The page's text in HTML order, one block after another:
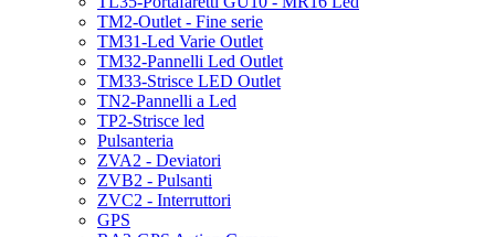
TM2-Outlet - Fine serie
TM31-Led Varie Outlet
TM32-Pannelli Led Outlet
TM33-Strisce LED Outlet
TN2-Pannelli a Led
TP2-Strisce led
Pulsanteria
ZVA2 - Deviatori
ZVB2 - Pulsanti
ZVC2 - Interruttori
GPS